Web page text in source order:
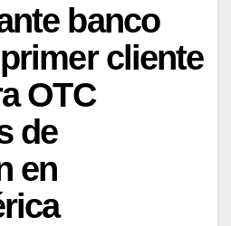
banco
cliente
OTC
de
en